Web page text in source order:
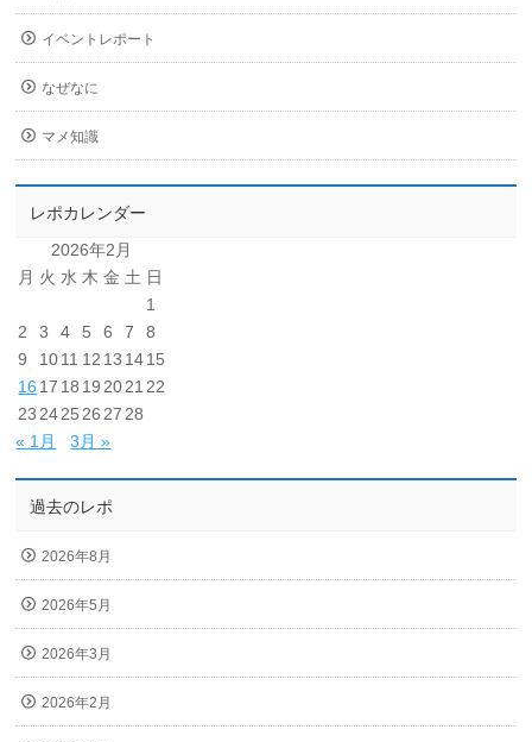
イベントレポート
なぜなに
マメ知識
レポカレンダー
2026年2月
月 火 水 木 金 土 日
1
2
3 4 5 6 7
8
9
1011 12 13 1415
16 17 18 19 2021 22
23 2425 26 27 28
« 1月
3月 »
過去のレポ
2026年8月
2026年5月
2026年3月
2026年2月